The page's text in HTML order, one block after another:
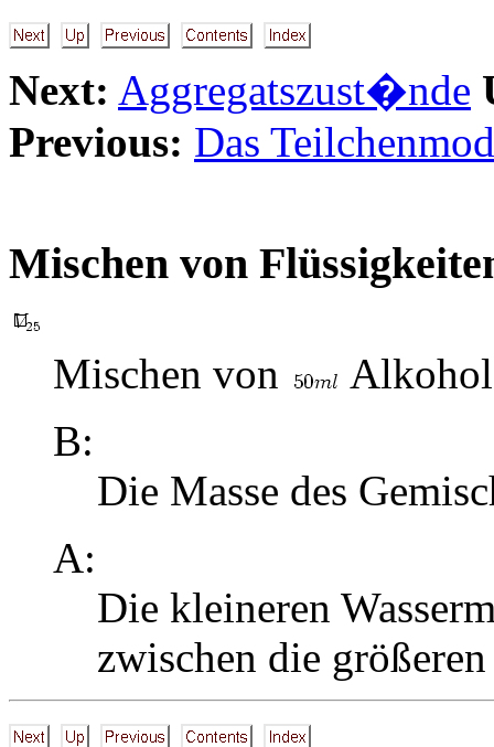
Next: Aggregatszust�nde
Previous: Das
Mischen von
Mischen von
B:
Die Masse des
A:
Die kleineren
zwischen die